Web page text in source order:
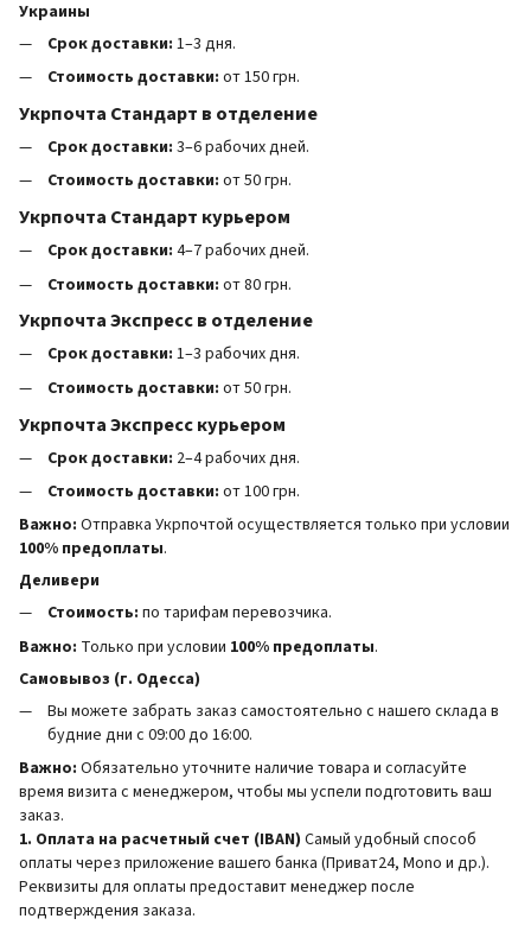
Украины
Срок доставки: 1–3 дня.
Стоимость доставки: от 150 грн.
Укрпочта Стандарт в отделение
Срок доставки: 3–6 рабочих дней.
Стоимость доставки: от 50 грн.
Укрпочта Стандарт курьером
Срок доставки: 4–7 рабочих дней.
Стоимость доставки: от 80 грн.
Укрпочта Экспресс в отделение
Срок доставки: 1–3 рабочих дня.
Стоимость доставки: от 50 грн.
Укрпочта Экспресс курьером
Срок доставки: 2–4 рабочих дня.
Стоимость доставки: от 100 грн.
Важно: Отправка Укрпочтой осуществляется только при условии
100% предоплаты.
Деливери
Стоимость: по тарифам перевозчика.
Важно: Только при условии 100% предоплаты.
Самовывоз (г. Одесса)
Вы можете забрать заказ самостоятельно с нашего склада в
будние дни с 09:00 до 16:00.
Важно: Обязательно уточните наличие товара и согласуйте
время визита с менеджером, чтобы мы успели подготовить ваш
заказ.
1. Оплата на расчетный счет (IBAN) Самый удобный способ
оплаты через приложение вашего банка (Приват24, Mono и др.).
Реквизиты для оплаты предоставит менеджер после
подтверждения заказа.